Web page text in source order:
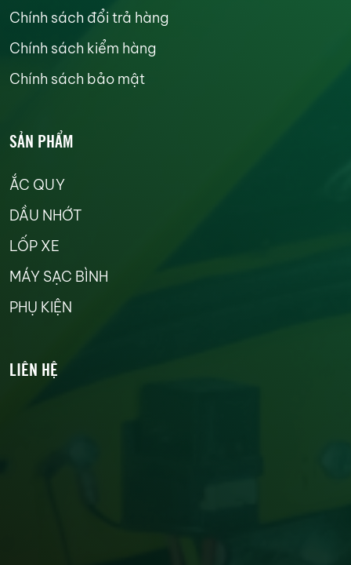
Chính sách đổi trả hàng
Chính sách kiểm hàng
Chính sách bảo mật
SẢN PHẨM
ẮC QUY
DẦU NHỚT
LỐP XE
MÁY SẠC BÌNH
PHỤ KIỆN
LIÊN HỆ